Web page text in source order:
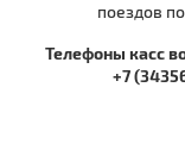
поездов
Телефоны касс
+7